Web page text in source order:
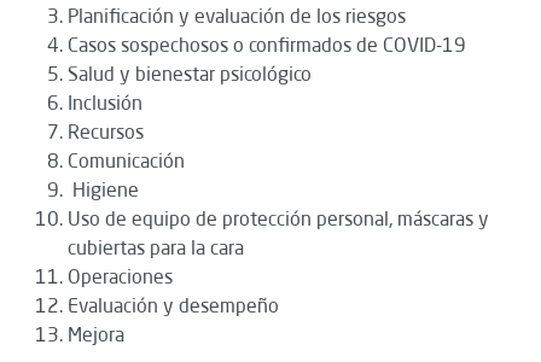
Planificación y evaluación de los riesgos
Casos sospechosos o confirmados de COVID-19
Salud y bienestar psicológico
Inclusión
Recursos
Comunicación
Higiene
Uso de equipo de protección personal, máscaras y
cubiertas para la cara
Operaciones
Evaluación y desempeño
Mejora